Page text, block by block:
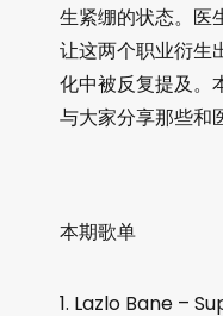
生紧绷的状态。医
让这两个职业衍生
化中被反复提及。
与大家分享那些和
本期歌单
Lazlo Bane –